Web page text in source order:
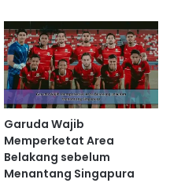
Garuda Wajib
Memperketat Area
Belakang sebelum
Menantang Singapura